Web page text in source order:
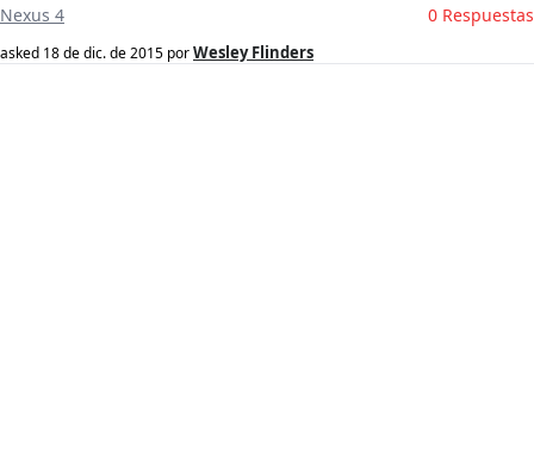
Nexus 4 0 Respuestas
asked 18 de dic. de 2015 porWesley Flinders